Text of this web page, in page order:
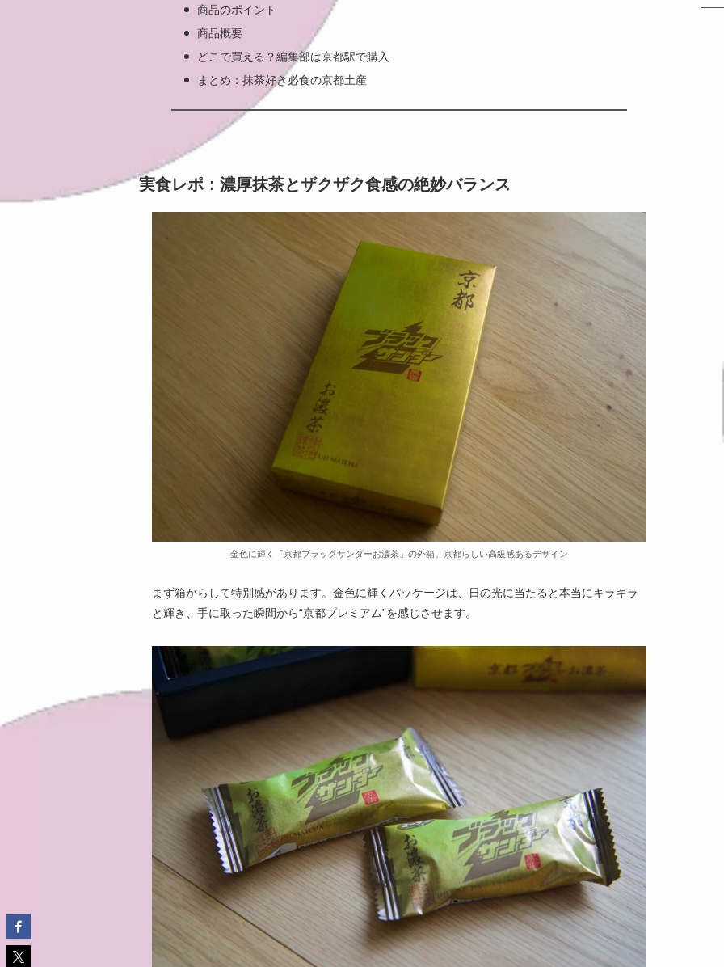
商品のポイント
商品概要
どこで買える？編集部は京都駅で購入
まとめ：抹茶好き必食の京都土産
実食レポ：濃厚抹茶とザクザク食感の絶妙バランス
金色に輝く「京都ブラックサンダーお濃茶」の外箱。京都らしい高級感あるデザイン
まず箱からして特別感があります。金色に輝くパッケージは、日の光に当たると本当にキラキラ
と輝き、手に取った瞬間から“京都プレミアム”を感じさせます。